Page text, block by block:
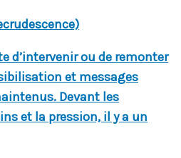
d’intervenir ou de remonter
et messages
Devant les
et la pression, il y a un